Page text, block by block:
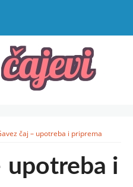
čaj – upotreba i priprema
upotreba i